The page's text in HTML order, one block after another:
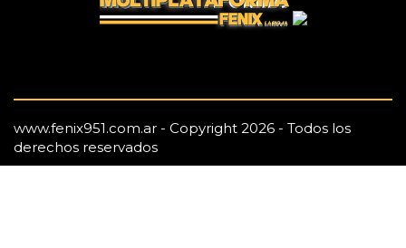
www.fenix951.com.ar - Copyright 2026 - Todos los
derechos reservados